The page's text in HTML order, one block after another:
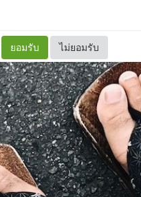
ยอมรับ ไม่ยอมรับ